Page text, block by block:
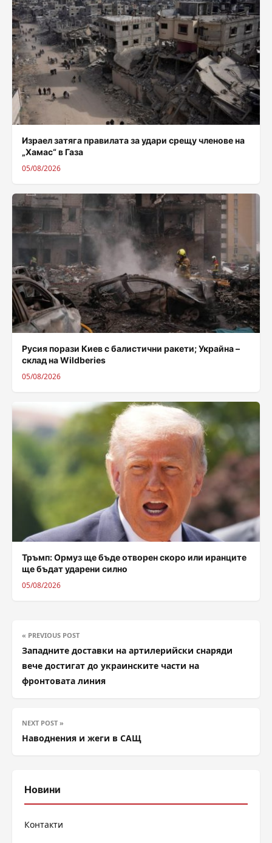
Израел затяга правилата за удари срещу членове на
„Хамас“ в Газа
05/08/2026
Русия порази Киев с балистични ракети; Украйна –
склад на Wildberies
05/08/2026
Тръмп: Ормуз ще бъде отворен скоро или иранците
ще бъдат ударени силно
05/08/2026
« PREVIOUS POST
Западните доставки на артилерийски снаряди
вече достигат до украинските части на
фронтовата линия
NEXT POST »
Наводнения и жеги в САЩ
Новини
Контакти